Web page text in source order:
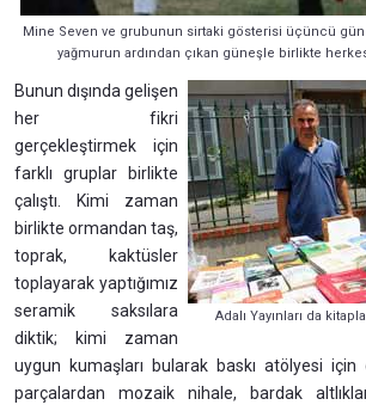
Mine Seven ve grubunun sirtaki gösterisi üçüncü gün
yağmurun ardından çıkan güneşle birlikte
Adalı Yayınları da
Bunun dışında gelişen
her fikri
gerçekleştirmek için
farklı gruplar birlikte
çalıştı. Kimi zaman
birlikte ormandan taş,
toprak, kaktüsler
toplayarak yaptığımız
seramik saksılara
diktik; kimi zaman
uygun kumaşları bularak baskı atölyesi
parçalardan mozaik nihale, bardak